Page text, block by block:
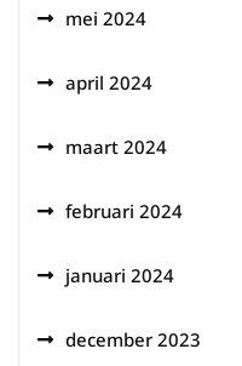
mei 2024
april 2024
maart 2024
februari 2024
januari 2024
december 2023